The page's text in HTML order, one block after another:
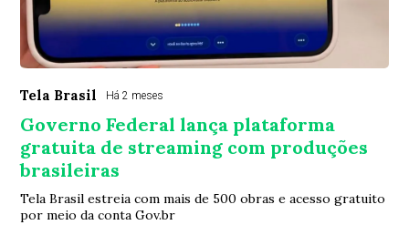
Tela Brasil Há 2 meses
Governo Federal lança plataforma
gratuita de streaming com produções
brasileiras
Tela Brasil estreia com mais de 500 obras e acesso gratuito
por meio da conta Gov.br